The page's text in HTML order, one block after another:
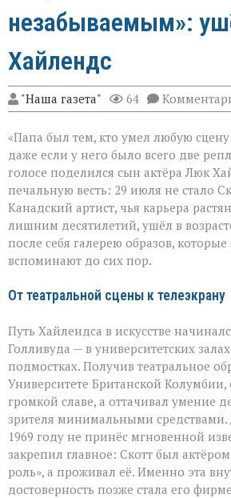
незабываемым»:
Хайлендс
"Наша газета" 64
«Папа был тем, кто умел любую
даже если у него было всего две
голосе поделился сын актёра Люк
печальную весть: 29 июля не стало
Канадский артист, чья карьера
лишним десятилетий, ушёл в
после себя галерею образов, которые
вспоминают до сих пор.
От театральной сцены к телеэкрану
Путь Хайлендса в искусстве
Голливуда — в университетских
подмостках. Получив театральное
Университете Британской Колумбии,
громкой славе, а оттачивал умение
зрителя минимальными средствами.
1969 году не принёс мгновенной
закрепил главное: Скотт был
роль», а проживал её. Именно эта
достоверность позже стала его